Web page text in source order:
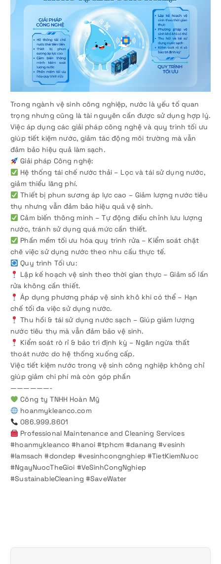
Trong ngành vệ sinh công nghiệp, nước là yếu tố quan
trọng nhưng cũng là tài nguyên cần được sử dụng hợp lý.
Việc áp dụng các giải pháp công nghệ và quy trình tối ưu
giúp tiết kiệm nước, giảm tác động môi trường mà vẫn
đảm bảo hiệu quả làm sạch.
Giải pháp Công nghệ:
Hệ thống tái chế nước thải – Lọc và tái sử dụng nước,
giảm thiểu lãng phí.
Thiết bị phun sương áp lực cao – Giảm lượng nước tiêu
thụ nhưng vẫn đảm bảo hiệu quả vệ sinh.
Cảm biến thông minh – Tự động điều chỉnh lưu lượng
nước, tránh sử dụng quá mức cần thiết.
Phần mềm tối ưu hóa quy trình rửa – Kiểm soát chặt
chẽ việc sử dụng nước theo nhu cầu thực tế.
Quy trình Tối ưu:
Lập kế hoạch vệ sinh theo thời gian thực – Giảm số lần
rửa không cần thiết.
Áp dụng phương pháp vệ sinh khô khi có thể – Hạn
chế tối đa việc sử dụng nước.
Thu hồi & tái sử dụng nước sạch – Giúp giảm lượng
nước tiêu thụ mà vẫn đảm bảo vệ sinh.
Kiểm soát rò rỉ & bảo trì định kỳ – Ngăn ngừa thất
thoát nước do hệ thống xuống cấp.
Việc tiết kiệm nước trong vệ sinh công nghiệp không chỉ
giúp giảm chi phí mà còn góp phần
——————-
Công ty TNHH Hoàn Mỹ
hoanmykleanco.com
086.999.8601
Professional Maintenance and Cleaning Services
#hoanmykleanco #hanoi #tphcm #danang #vesinh
#lamsach #dondep #vesinhcongnghiep #TietKiemNuoc
#NgayNuocTheGioi #VeSinhCongNghiep
#SustainableCleaning #SaveWater